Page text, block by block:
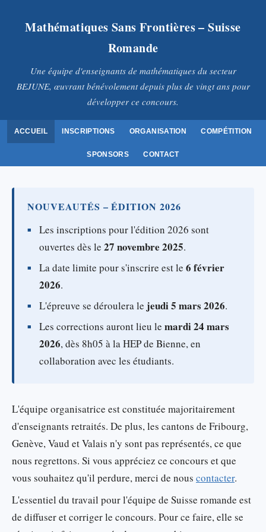
Mathématiques Sans Frontières – Suisse
Romande
Une équipe d'enseignants de mathématiques du secteur
BEJUNE, œuvrant bénévolement depuis plus de vingt ans pour
développer ce concours.
ACCUEIL INSCRIPTIONS ORGANISATION COMPÉTITION
SPONSORS CONTACT
NOUVEAUTÉS – ÉDITION 2026
Les inscriptions pour l'édition 2026 sont
ouvertes dès le 27 novembre 2025.
La date limite pour s'inscrire est le 6 février
2026.
L'épreuve se déroulera le jeudi 5 mars 2026.
Les corrections auront lieu le mardi 24 mars
2026, dès 8h05 à la HEP de Bienne, en
collaboration avec les étudiants.
L'équipe organisatrice est constituée majoritairement
d'enseignants retraités. De plus, les cantons de Fribourg,
Genève, Vaud et Valais n'y sont pas représentés, ce que
nous regrettons. Si vous appréciez ce concours et que
vous souhaitez qu'il perdure, merci de nous contacter.
L'essentiel du travail pour l'équipe de Suisse romande est
de diffuser et corriger le concours. Pour ce faire, elle se